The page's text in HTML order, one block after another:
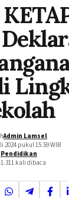
Admin Lamsel
2024 pukul 15.59WIB
Pendidikan
1.311 kali dibaca